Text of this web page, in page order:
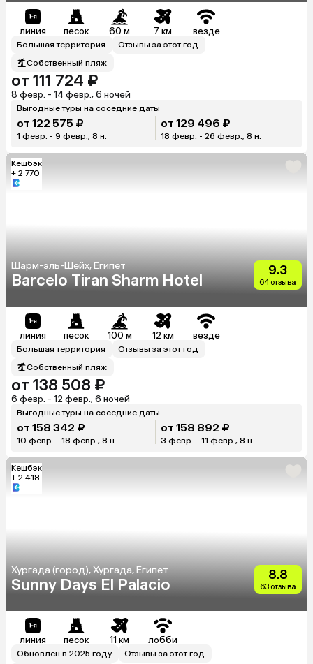
линия песок 60 м 7 км везде
Большая территория
Отзывы за этот год
Собственный пляж
от 111 724 ₽
8 февр. - 14 февр., 6 ночей
Выгодные туры на соседние даты
от 122 575 ₽
1 февр. - 9 февр., 8 н.
от 129 496 ₽
18 февр. - 26 февр., 8 н.
Кешбэк
+ 2 770
Шарм-эль-Шейх, Египет
Barcelo Tiran Sharm Hotel
9.3
64 отзыва
линия песок 100 м 12 км везде
Большая территория
Отзывы за этот год
Собственный пляж
от 138 508 ₽
6 февр. - 12 февр., 6 ночей
Выгодные туры на соседние даты
от 158 342 ₽
10 февр. - 18 февр., 8 н.
от 158 892 ₽
3 февр. - 11 февр., 8 н.
Кешбэк
+ 2 418
Хургада (город), Хургада, Египет
Sunny Days El Palacio
8.8
63 отзыва
линия песок 11 км лобби
Обновлен в 2025 году Отзывы за этот год